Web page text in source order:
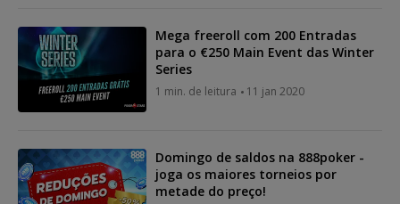
Mega freeroll com 200 Entradas
para o €250 Main Event das Winter
Series
1 min. de leitura 11 jan 2020
Domingo de saldos na 888poker -
joga os maiores torneios por
metade do preço!